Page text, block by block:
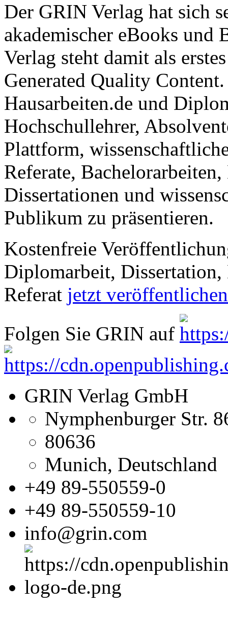
Der GRIN Verlag hat sich
akademischer eBooks und
Verlag steht damit als
Generated Quality
Hausarbeiten.de und
Hochschullehrer,
Plattform,
Referate,
Dissertationen und
Publikum zu präsentieren.
Kostenfreie
Diplomarbeit,
Referat jetzt
Folgen Sie GRIN auf
GRIN Verlag GmbH
Nymphenburger Str.
80636
Munich, Deutschland
+49 89-550559-0
+49 89-550559-10
info@grin.com